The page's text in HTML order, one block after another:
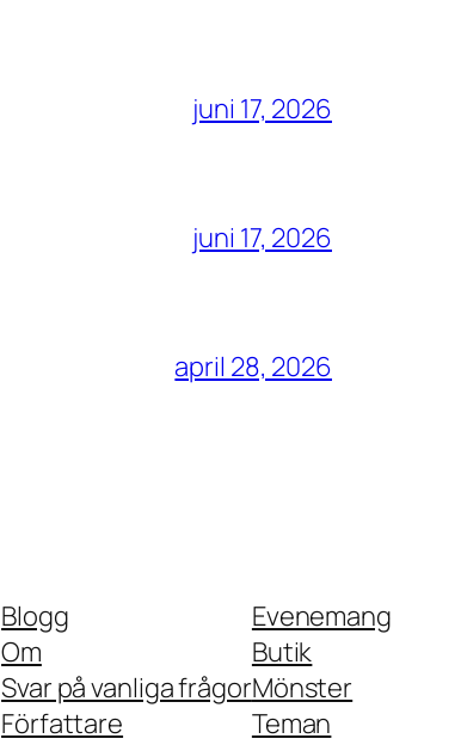
juni 17, 2026
juni 17, 2026
april 28, 2026
Blogg
Om
Svar på vanliga frågor
Författare
Evenemang
Butik
Mönster
Teman